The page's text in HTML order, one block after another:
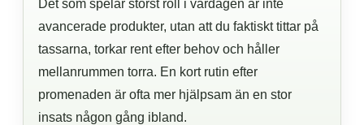
Det som spelar störst roll i vardagen är inte
avancerade produkter, utan att du faktiskt tittar på
tassarna, torkar rent efter behov och håller
mellanrummen torra. En kort rutin efter
promenaden är ofta mer hjälpsam än en stor
insats någon gång ibland.